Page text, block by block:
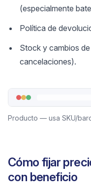
(especialmente
Política de
Stock y cambios
cancelaciones).
Producto — usa SKU/
Cómo fijar
con beneficio